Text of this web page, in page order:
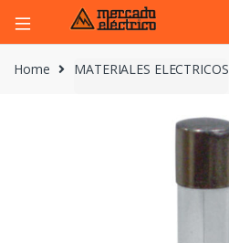
Home MATERIALES ELECTRICOS